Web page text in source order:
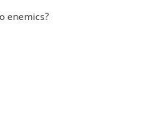
enemics?